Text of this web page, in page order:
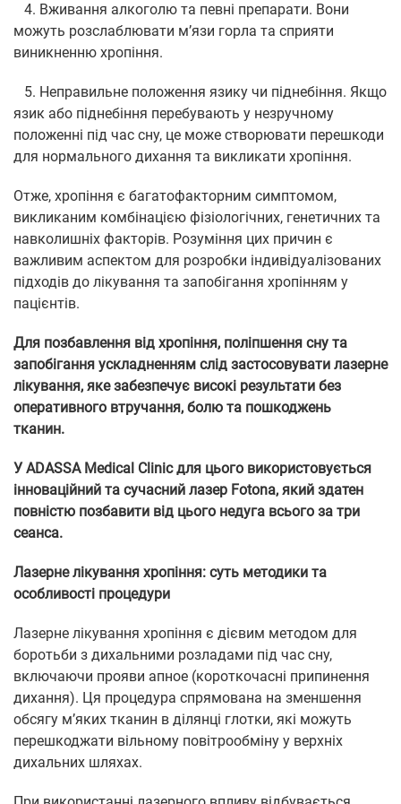
4. Вживання алкоголю та певні препарати. Вони
можуть розслаблювати м’язи горла та сприяти
виникненню хропіння.
5. Неправильне положення язику чи піднебіння. Якщо
язик або піднебіння перебувають у незручному
положенні під час сну, це може створювати перешкоди
для нормального дихання та викликати хропіння.
Отже, хропіння є багатофакторним симптомом,
викликаним комбінацією фізіологічних, генетичних та
навколишніх факторів. Розуміння цих причин є
важливим аспектом для розробки індивідуалізованих
підходів до лікування та запобігання хропінням у
пацієнтів.
Для позбавлення від хропіння, поліпшення сну та
запобігання ускладненням слід застосовувати лазерне
лікування, яке забезпечує високі результати без
оперативного втручання, болю та пошкоджень
тканин.
У ADASSA Medical Clinic для цього використовується
інноваційний та сучасний лазер Fotona, який здатен
повністю позбавити від цього недуга всього за три
сеанса.
Лазерне лікування хропіння: суть методики та
особливості процедури
Лазерне лікування хропіння є дієвим методом для
боротьби з дихальними розладами під час сну,
включаючи прояви апное (короткочасні припинення
дихання). Ця процедура спрямована на зменшення
обсягу м’яких тканин в ділянці глотки, які можуть
перешкоджати вільному повітрообміну у верхніх
дихальних шляхах.